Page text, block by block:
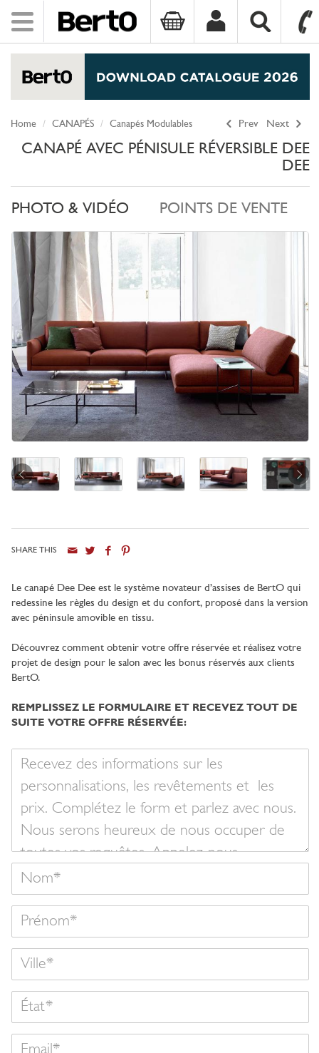
Toggle
navigation
Prev Next
Home CANAPÉS Canapés Modulables
CANAPÉ AVEC PÉNISULE RÉVERSIBLE DEE
DEE
PHOTO & VIDÉO POINTS DE VENTE
SHARE THIS
Le canapé Dee Dee est le système novateur d’assises de BertO qui
redessine les règles du design et du confort, proposé dans la version
avec péninsule amovible en tissu.
Découvrez comment obtenir votre offre réservée et réalisez votre
projet de design pour le salon avec les bonus réservés aux clients
BertO.
REMPLISSEZ LE FORMULAIRE ET RECEVEZ TOUT DE
SUITE VOTRE OFFRE RÉSERVÉE:
message
État